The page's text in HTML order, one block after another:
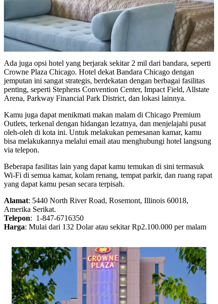
Ada juga opsi hotel yang berjarak sekitar 2 mil dari bandara, seperti
Crowne Plaza Chicago. Hotel dekat Bandara Chicago dengan
jemputan ini sangat strategis, berdekatan dengan berbagai fasilitas
penting, seperti Stephens Convention Center, Impact Field, Allstate
Arena, Parkway Financial Park District, dan lokasi lainnya.
Kamu juga dapat menikmati makan malam di Chicago Premium
Outlets, terkenal dengan hidangan lezatnya, dan menjelajahi pusat
oleh-oleh di kota ini. Untuk melakukan pemesanan kamar, kamu
bisa melakukannya melalui email atau menghubungi hotel langsung
via telepon.
Beberapa fasilitas lain yang dapat kamu temukan di sini termasuk
Wi-Fi di semua kamar, kolam renang, tempat parkir, dan ruang rapat
yang dapat kamu pesan secara terpisah.
Alamat: 5440 North River Road, Rosemont, Illinois 60018,
Amerika Serikat.
Telepon: 1-847-6716350
Harga: Mulai dari 132 Dolar atau sekitar Rp2.100.000 per malam